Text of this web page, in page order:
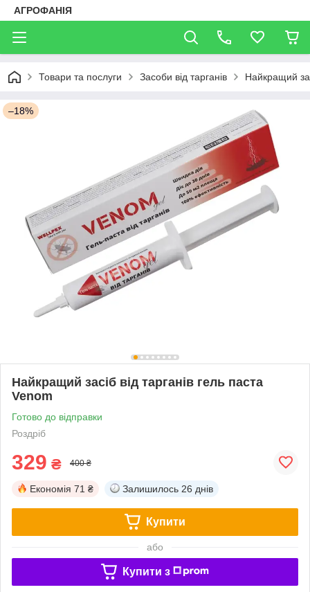
АГРОФАНІЯ
Товари та послуги Засоби від тарганів Найкращий
–18%
Найкращий засіб від тарганів гель паста
Venom
Готово до відправки
Роздріб
329 ₴ 400 ₴
Економія 71 ₴ Залишилось 26 днів
Купити
або
Купити з